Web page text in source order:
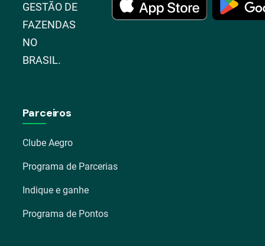
GESTÃO DE
FAZENDAS
NO
BRASIL.
Parceiros
Clube Aegro
Programa de Parcerias
Indique e ganhe
Programa de Pontos